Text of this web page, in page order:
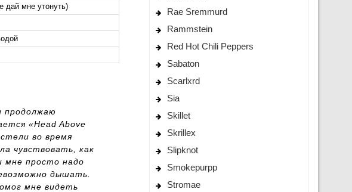
дай мне утонуть)
продолжаю
«Head Above
во время
чувствовать, как
мне просто надо
дышать.
мне видеть
Rae Sremmurd
Rammstein
Red Hot Chili Peppers
Sabaton
Scarlxrd
Sia
Skillet
Skrillex
Slipknot
Smokepurpp
Stromae